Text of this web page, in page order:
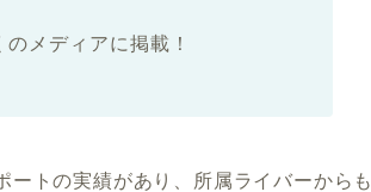
メディアに掲載！
トの実績があり、所属ライバーからも